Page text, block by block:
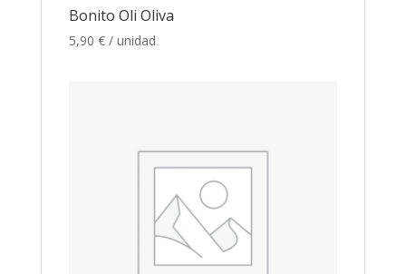
Bonito Oli Oliva
5,90 € / unidad